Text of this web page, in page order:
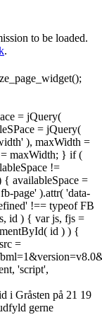
to be loaded.
.
= jQuery(
= jQuery(
), maxWidth =
= maxWidth; } if (
!=
availableSpace =
page' ).attr( 'data-
!== typeof FB
id ) { var js, fjs =
id ) ) {
=
'script',
i Gråsten på 21 19
gerne